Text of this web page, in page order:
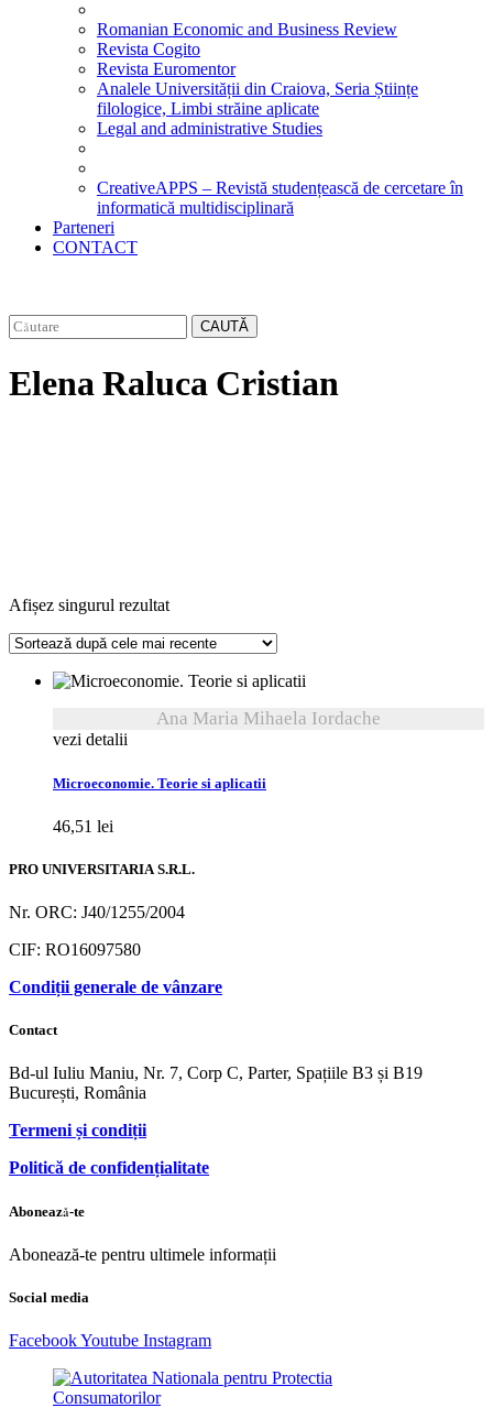
Romanian Economic and Business Review
Revista Cogito
Revista Euromentor
Analele Universității din Craiova, Seria Științe
filologice, Limbi străine aplicate
Legal and administrative Studies
CreativeAPPS – Revistă studențească de cercetare în
informatică multidisciplinară
Parteneri
CONTACT
CAUTĂ
Elena Raluca Cristian
Afișez singurul rezultat
Ana Maria Mihaela Iordache
vezi detalii
Microeconomie. Teorie si aplicatii
46,51 lei
PRO UNIVERSITARIA S.R.L.
Nr. ORC: J40/1255/2004
CIF: RO16097580
Condiții generale de vânzare
Contact
Bd-ul Iuliu Maniu, Nr. 7, Corp C, Parter, Spațiile B3 și B19
București, România
Termeni și condiții
Politică de confidențialitate
Abonează-te
Abonează-te pentru ultimele informații
Social media
FacebookYoutube Instagram